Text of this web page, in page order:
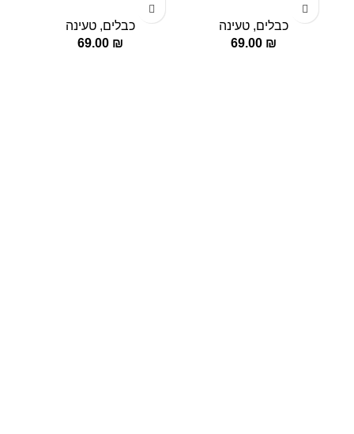
כבלים, טעינה
69.00 ₪
כבלים, טעינה
69.00 ₪